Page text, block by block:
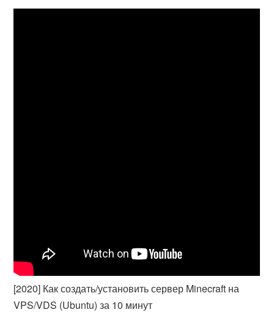
[2020] Как создать/установить сервер Minecraft на
VPS/VDS (Ubuntu) за 10 минут